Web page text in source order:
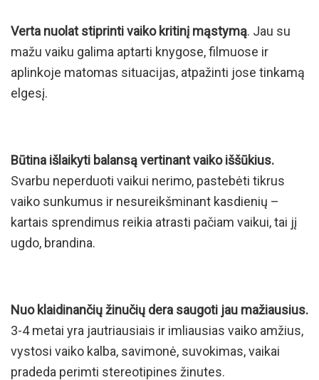
Verta nuolat stiprinti vaiko kritinį mąstymą. Jau su
mažu vaiku galima aptarti knygose, filmuose ir
aplinkoje matomas situacijas, atpažinti jose tinkamą
elgesį.
Būtina išlaikyti balansą vertinant vaiko iššūkius.
Svarbu neperduoti vaikui nerimo, pastebėti tikrus
vaiko sunkumus ir nesureikšminant kasdienių –
kartais sprendimus reikia atrasti pačiam vaikui, tai jį
ugdo, brandina.
Nuo klaidinančių žinučių dera saugoti jau mažiausius.
3-4 metai yra jautriausiais ir imliausias vaiko amžius,
vystosi vaiko kalba, savimonė, suvokimas, vaikai
pradeda perimti stereotipines žinutes.